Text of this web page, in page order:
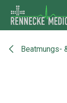
Zum Inhalt
Beatmungs-